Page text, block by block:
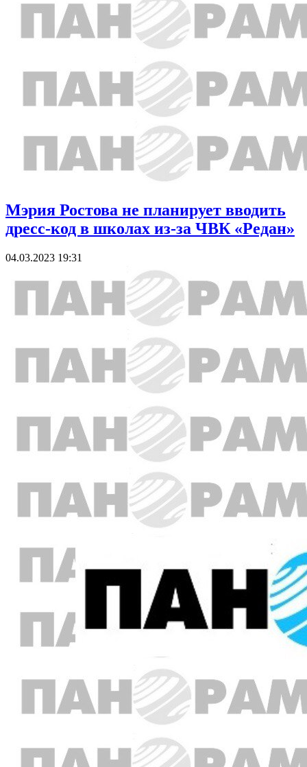
Мэрия Ростова не планирует вводить
дресс-код в школах из-за ЧВК «Редан»
04.03.2023 19:31